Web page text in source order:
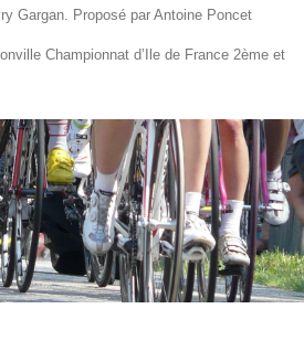
Gargan. Proposé par Antoine Poncet
Championnat d’Ile de France 2ème et